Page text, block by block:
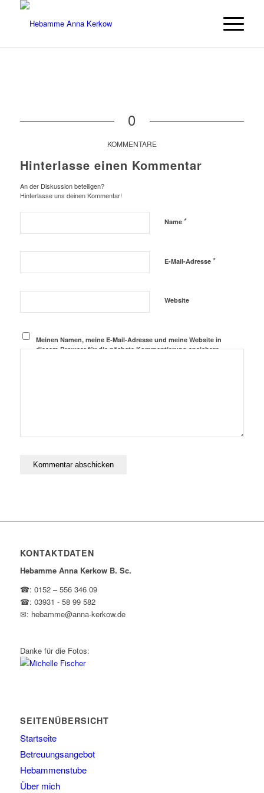
0
KOMMENTARE
Hinterlasse einen Kommentar
An der Diskussion beteiligen?
Hinterlasse uns deinen Kommentar!
Name *
E-Mail-Adresse *
Website
Meinen Namen, meine E-Mail-Adresse und meine Website in
diesem Browser für die nächste Kommentierung speichern.
KONTAKTDATEN
Hebamme Anna Kerkow B. Sc.
☎: 0152 – 556 346 09
☎: 03931 - 58 99 582
✉: hebamme@anna-kerkow.de
Danke für die Fotos:
SEITENÜBERSICHT
Startseite
Betreuungsangebot
Hebammenstube
Über mich